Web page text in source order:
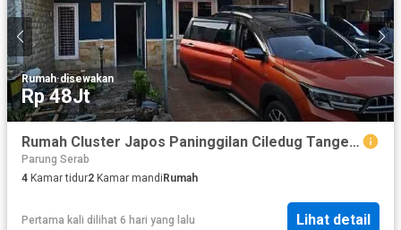
Rumah·disewakan
Rp 48Jt
Rumah Cluster Japos Paninggilan Ciledug Tangerang
Parung Serab
4 Kamar tidur2 Kamar mandi Rumah
Pertama kali dilihat 6 hari yang lalu Lihat detail